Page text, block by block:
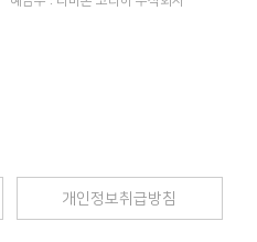
개인정보취급방침